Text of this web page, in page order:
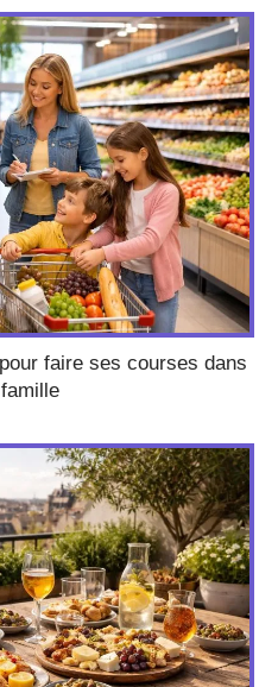
faire ses courses dans